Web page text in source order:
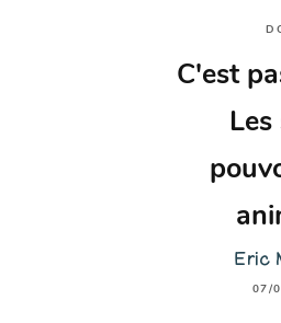
C'est
Les
Eric
07/